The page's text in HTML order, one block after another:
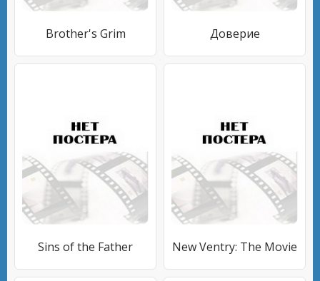
Brother's Grim Доверие
Sins of the Father New Ventry: The Movie